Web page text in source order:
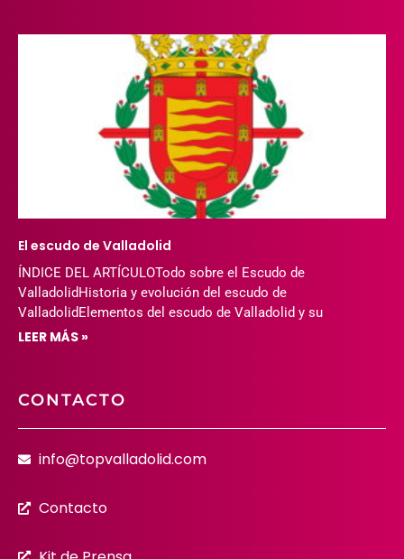
El escudo de Valladolid
ÍNDICE DEL ARTÍCULOTodo sobre el Escudo de
ValladolidHistoria y evolución del escudo de
ValladolidElementos del escudo de Valladolid y su
LEER MÁS »
CONTACTO
info@topvalladolid.com
Contacto